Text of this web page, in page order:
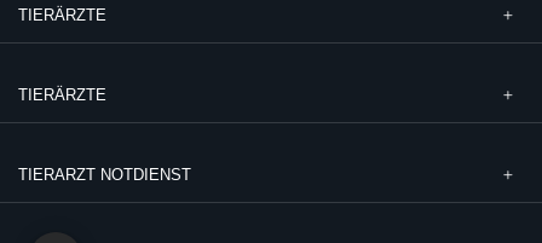
TIERÄRZTE
TIERÄRZTE
TIERARZT NOTDIENST